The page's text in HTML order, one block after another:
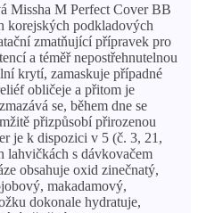
Missha M Perfect Cover BB
korejských podkladových
zmatňující přípravek pro
a téměř nepostřehnutelnou
krytí, zamaskuje případné
obličeje a přitom je
se, během dne se
přizpůsobí přirozenou
je k dispozici v 5 (č. 3, 21,
lahvičkách s dávkovačem
obsahuje oxid zinečnatý,
makadamový,
dokonale hydratuje,